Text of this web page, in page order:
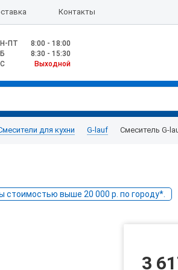
Контакты
ПТ
8:00 - 18:00
8:30 - 15:30
Выходной
для кухни G-lauf Смеситель G-
стоимостью выше 20 000 р. по городу*.
3